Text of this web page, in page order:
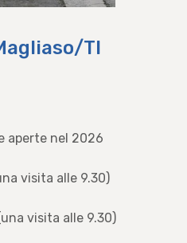
TI
aperte nel 2026
visita alle 9.30)
visita alle 9.30)